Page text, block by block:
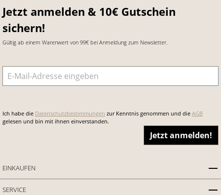
Jetzt anmelden & 10€ Gutschein
sichern!
Gültig ab einem Warenwert von 99€ bei Anmeldung zum Newsletter.
E-Mail-Adresse
Ich habe die Datenschutzbestimmungen zur Kenntnis genommen und die AGB
gelesen und bin mit ihnen einverstanden.
Jetzt anmelden!
EINKAUFEN
SERVICE